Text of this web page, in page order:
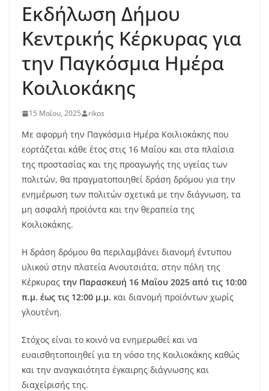
Εκδήλωση Δήμου
Κεντρικής Κέρκυρας για
την Παγκόσμια Ημέρα
Κοιλιοκάκης
15 Μαΐου, 2025 rikos
Με αφορμή την Παγκόσμια Ημέρα Κοιλιοκάκης που
εορτάζεται κάθε έτος στις 16 Μαΐου και στα πλαίσια
της προστασίας και της προαγωγής της υγείας των
πολιτών, θα πραγματοποιηθεί δράση δρόμου για την
ενημέρωση των πολιτών σχετικά με την διάγνωση, τα
μη ασφαλή προϊόντα και την θεραπεία της
Κοιλιοκάκης.
Η δράση δρόμου θα περιλαμβάνει διανομή έντυπου
υλικού στην πλατεία Ανουτσιάτα, στην πόλη της
Κέρκυρας την Παρασκευή 16 Μαΐου 2025 από τις 10:00
π.μ. έως τις 12:00 μ.μ. και διανομή προϊόντων χωρίς
γλουτένη.
Στόχος είναι το κοινό να ενημερωθεί και να
ευαισθητοποιηθεί για τη νόσο της Κοιλιοκάκης καθώς
και την αναγκαιότητα έγκαιρης διάγνωσης και
διαχείρισής της.